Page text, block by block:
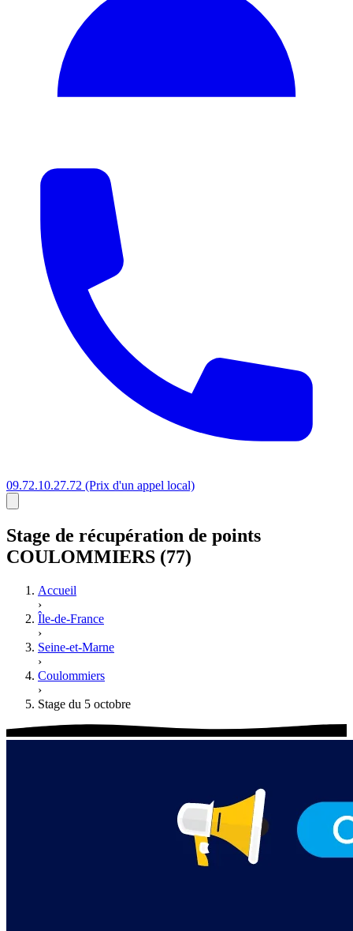
09.72.10.27.72 (Prix d'un appel local)
Stage de récupération de points
COULOMMIERS (77)
Accueil
›
Île-de-France
›
Seine-et-Marne
›
Coulommiers
›
Stage du 5 octobre